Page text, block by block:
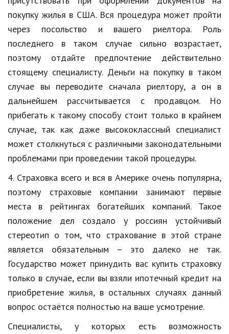
покупку жилья в США. Вся процедура может пройти
через посольство и вашего риелтора. Роль
последнего в таком случае сильно возрастает,
поэтому отдайте предпочтение действительно
стоящему специалисту. Деньги на покупку в таком
случае вы переводите сначала риелтору, а он в
дальнейшем рассчитывается с продавцом. Но
прибегать к такому способу стоит только в крайнем
случае, так как даже высококлассный специалист
может столкнуться с различными законодательными
проблемами при проведении такой процедуры.
4. Страховка всего и вся в Америке очень популярна,
поэтому страховые компании занимают первые
места в рейтингах богатейших компаний. Такое
положение дел создало у россиян устойчивый
стереотип о том, что страхование в этой стране
является обязательным – это далеко не так.
Государство может принудить вас купить страховку
только в случае, если вы взяли ипотечный кредит на
приобретение жилья, в остальных случаях данный
вопрос остаётся полностью на ваше усмотрение.
Специалисты, у которых есть возможность